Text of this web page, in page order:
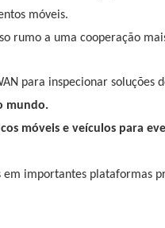
móveis.
rumo a uma cooperação
mundo.
móveis e veículos para
importantes plataformas